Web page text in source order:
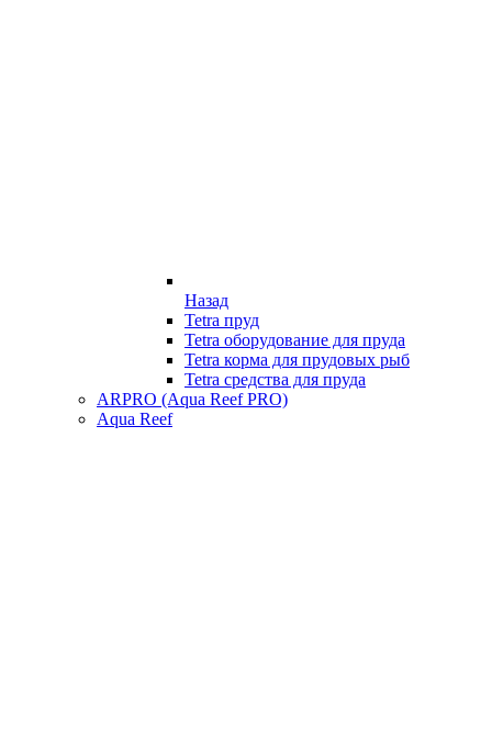
Назад
Tetra пруд
Tetra оборудование для пруда
Tetra корма для прудовых рыб
Tetra средства для пруда
ARPRO (Aqua Reef PRO)
Aqua Reef